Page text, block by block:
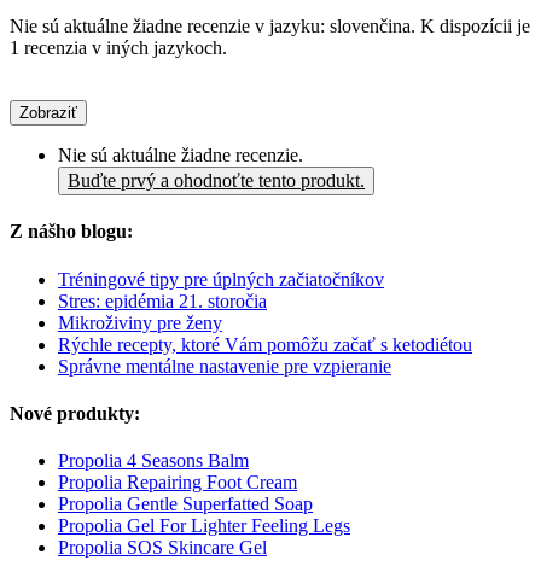
Nie sú aktuálne žiadne recenzie v jazyku: slovenčina. K dispozícii je
1 recenzia v iných jazykoch.
Zobraziť
Nie sú aktuálne žiadne recenzie.
Buďte prvý a ohodnoťte tento produkt.
Z nášho blogu:
Tréningové tipy pre úplných začiatočníkov
Stres: epidémia 21. storočia
Mikroživiny pre ženy
Rýchle recepty, ktoré Vám pomôžu začať s ketodiétou
Správne mentálne nastavenie pre vzpieranie
Nové produkty:
Propolia 4 Seasons Balm
Propolia Repairing Foot Cream
Propolia Gentle Superfatted Soap
Propolia Gel For Lighter Feeling Legs
Propolia SOS Skincare Gel